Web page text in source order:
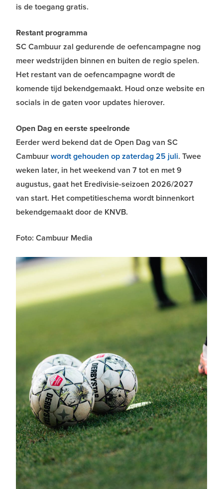
is de toegang gratis.
Restant programma
SC Cambuur zal gedurende de oefencampagne nog
meer wedstrijden binnen en buiten de regio spelen.
Het restant van de oefencampagne wordt de
komende tijd bekendgemaakt. Houd onze website en
socials in de gaten voor updates hierover.
Open Dag en eerste speelronde
Eerder werd bekend dat de Open Dag van SC
Cambuurwordt gehouden op zaterdag 25 juli. Twee
weken later, in het weekend van 7 tot en met 9
augustus, gaat het Eredivisie-seizoen 2026/2027
van start. Het competitieschema wordt binnenkort
bekendgemaakt door de KNVB.
Foto: Cambuur Media